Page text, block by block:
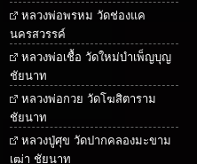
หลวงพ่อพรหม วัดช่องแค
นครสวรรค์
หลวงพ่อเชื้อ วัดใหม่บำเพ็ญบุญ
ชัยนาท
หลวงพ่อกวย วัดโฆสิตาราม
ชัยนาท
หลวงปู่ศุข วัดปากคลองมะขาม
เฒ่า ชัยนาท